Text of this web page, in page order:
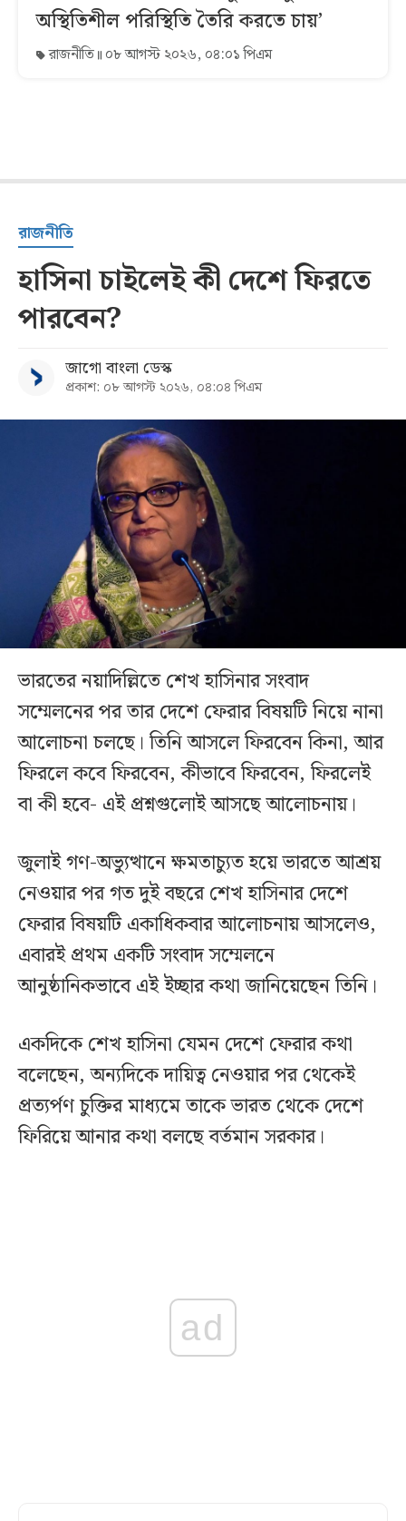
অস্থিতিশীল পরিস্থিতি তৈরি করতে চায়’
রাজনীতি ০৮ আগস্ট ২০২৬, ০৪:০১ পিএম
রাজনীতি
হাসিনা চাইলেই কী দেশে ফিরতে
পারবেন?
জাগো বাংলা ডেস্ক
প্রকাশ: ০৮ আগস্ট ২০২৬, ০৪:০৪ পিএম
ভারতের নয়াদিল্লিতে শেখ হাসিনার সংবাদ
সম্মেলনের পর তার দেশে ফেরার বিষয়টি নিয়ে নানা
আলোচনা চলছে। তিনি আসলে ফিরবেন কিনা, আর
ফিরলে কবে ফিরবেন, কীভাবে ফিরবেন, ফিরলেই
বা কী হবে- এই প্রশ্নগুলোই আসছে আলোচনায়।
জুলাই গণ-অভ্যুত্থানে ক্ষমতাচ্যুত হয়ে ভারতে আশ্রয়
নেওয়ার পর গত দুই বছরে শেখ হাসিনার দেশে
ফেরার বিষয়টি একাধিকবার আলোচনায় আসলেও,
এবারই প্রথম একটি সংবাদ সম্মেলনে
আনুষ্ঠানিকভাবে এই ইচ্ছার কথা জানিয়েছেন তিনি।
একদিকে শেখ হাসিনা যেমন দেশে ফেরার কথা
বলেছেন, অন্যদিকে দায়িত্ব নেওয়ার পর থেকেই
প্রত্যর্পণ চুক্তির মাধ্যমে তাকে ভারত থেকে দেশে
ফিরিয়ে আনার কথা বলছে বর্তমান সরকার।
ad